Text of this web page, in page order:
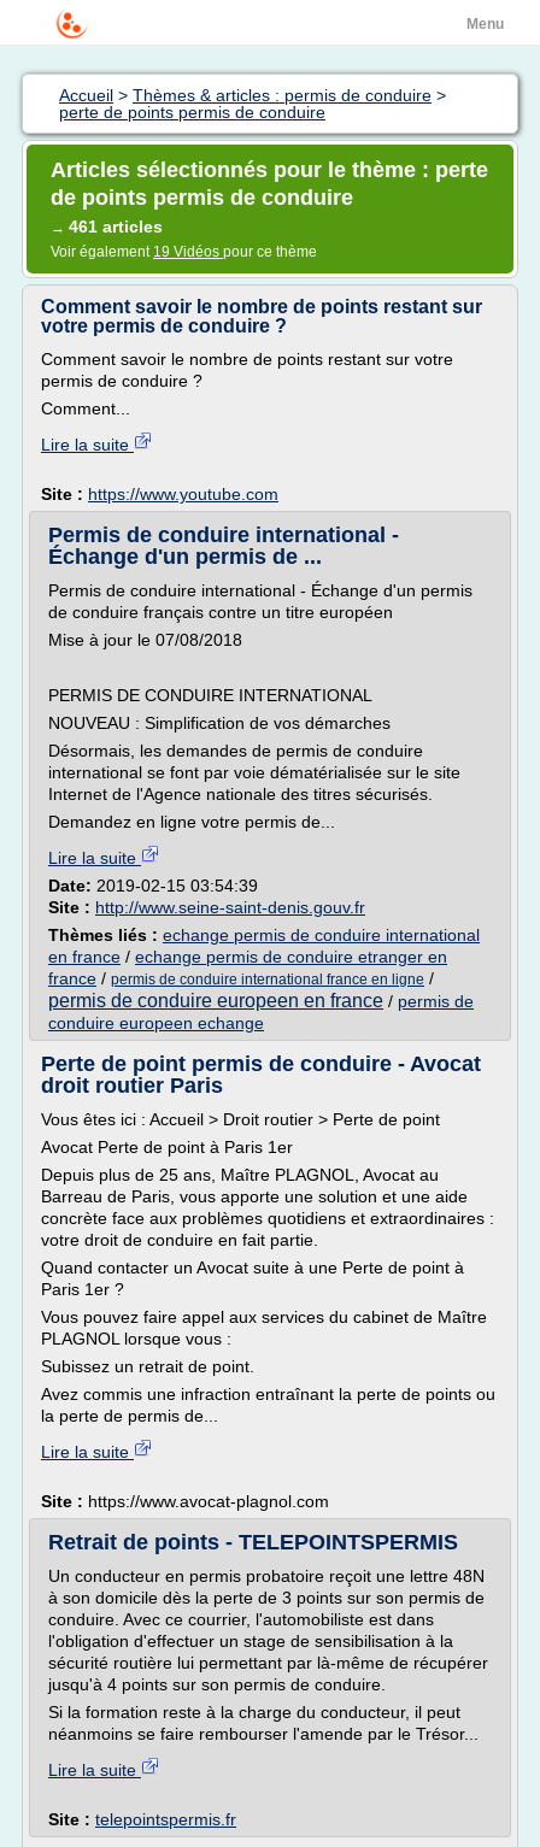
Menu
Accueil > Thèmes & articles : permis de conduire >
perte de points permis de conduire
Articles sélectionnés pour le thème : perte
de points permis de conduire
→ 461 articles
Voir également 19 Vidéos pour ce thème
Comment savoir le nombre de points restant sur
votre permis de conduire ?
Comment savoir le nombre de points restant sur votre
permis de conduire ?
Comment...
Lire la suite
Site : https://www.youtube.com
Permis de conduire international -
Échange d'un permis de ...
Permis de conduire international - Échange d'un permis
de conduire français contre un titre européen
Mise à jour le 07/08/2018
PERMIS DE CONDUIRE INTERNATIONAL
NOUVEAU : Simplification de vos démarches
Désormais, les demandes de permis de conduire
international se font par voie dématérialisée sur le site
Internet de l'Agence nationale des titres sécurisés.
Demandez en ligne votre permis de...
Lire la suite
Date: 2019-02-15 03:54:39
Site : http://www.seine-saint-denis.gouv.fr
Thèmes liés : echange permis de conduire international
en france / echange permis de conduire etranger en
france / permis de conduire international france en ligne /
permis de conduire europeen en france / permis de
conduire europeen echange
Perte de point permis de conduire - Avocat
droit routier Paris
Vous êtes ici : Accueil > Droit routier > Perte de point
Avocat Perte de point à Paris 1er
Depuis plus de 25 ans, Maître PLAGNOL, Avocat au
Barreau de Paris, vous apporte une solution et une aide
concrète face aux problèmes quotidiens et extraordinaires :
votre droit de conduire en fait partie.
Quand contacter un Avocat suite à une Perte de point à
Paris 1er ?
Vous pouvez faire appel aux services du cabinet de Maître
PLAGNOL lorsque vous :
Subissez un retrait de point.
Avez commis une infraction entraînant la perte de points ou
la perte de permis de...
Lire la suite
Site : https://www.avocat-plagnol.com
Retrait de points - TELEPOINTSPERMIS
Un conducteur en permis probatoire reçoit une lettre 48N
à son domicile dès la perte de 3 points sur son permis de
conduire. Avec ce courrier, l'automobiliste est dans
l'obligation d'effectuer un stage de sensibilisation à la
sécurité routière lui permettant par là-même de récupérer
jusqu'à 4 points sur son permis de conduire.
Si la formation reste à la charge du conducteur, il peut
néanmoins se faire rembourser l'amende par le Trésor...
Lire la suite
Site : telepointspermis.fr